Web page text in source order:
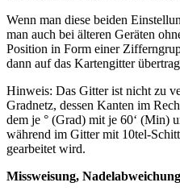
Wenn man diese beiden
man auch bei älteren Geräten
Position in Form einer
dann auf das Kartengitter
Hinweis: Das Gitter ist nicht zu
Gradnetz, dessen Kanten im
dem je ° (Grad) mit je 60‘ (Min)
während im Gitter mit 10tel-
gearbeitet wird.
Missweisung,